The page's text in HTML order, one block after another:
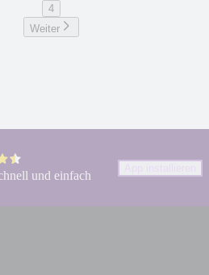
4
Weiter
und einfach